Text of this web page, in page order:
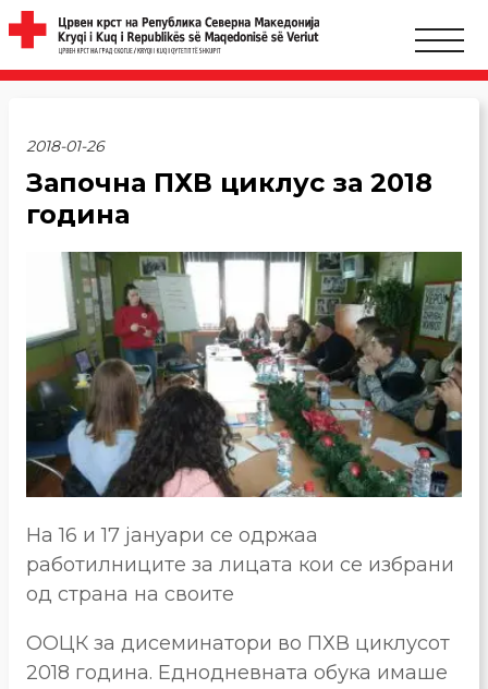
2018-01-26
Започна ПХВ циклус за 2018
година
На 16 и 17 јануари се одржаа
работилниците за лицата кои се избрани
од страна на своите
ООЦК за дисеминатори во ПХВ циклусот
2018 година. Еднодневната обука имаше